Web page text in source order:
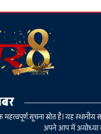
सूचना स्रोत है। यह स्थानीय
अपने आप में अयोध्या